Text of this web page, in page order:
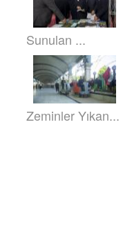
Sunulan ...
Zeminler Yıkan...